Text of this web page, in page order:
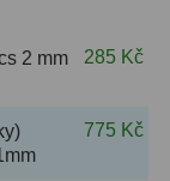
2 mm
285 Kč
775 Kč